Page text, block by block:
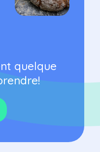
quelque